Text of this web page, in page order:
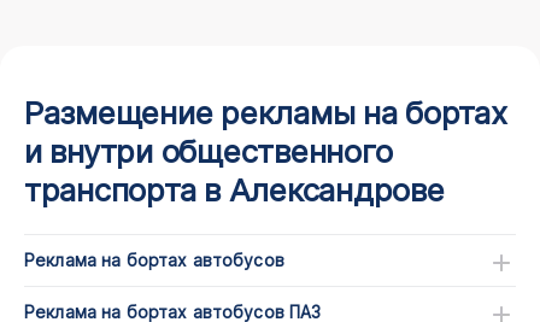
Размещение рекламы на бортах
и внутри общественного
транспорта в Александрове
Реклама на бортах автобусов
Реклама на бортах автобусов ПАЗ